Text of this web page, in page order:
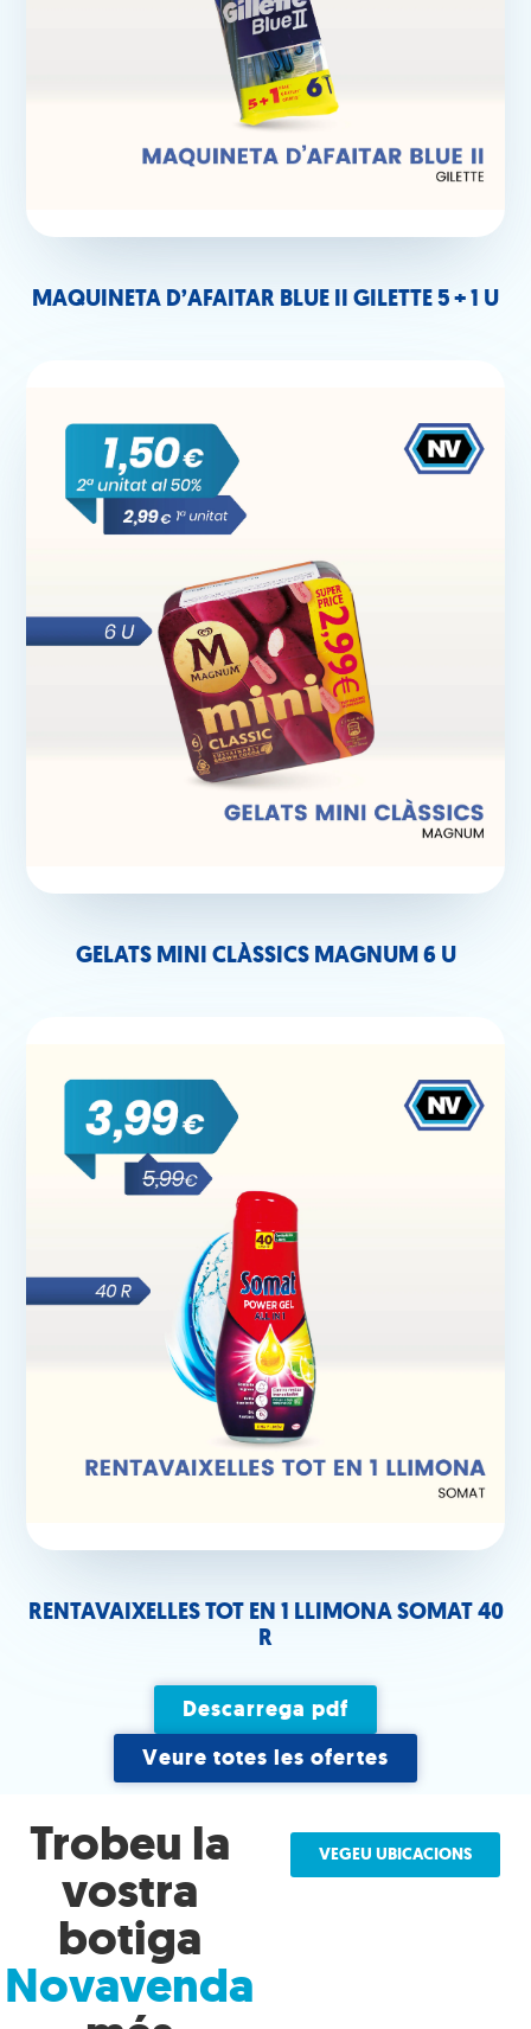
MAQUINETA D’AFAITAR BLUE II GILETTE 5 + 1 U
GELATS MINI CLÀSSICS MAGNUM 6 U
RENTAVAIXELLES TOT EN 1 LLIMONA SOMAT 40
R
Descarrega pdf
Veure totes les ofertes
Trobeu la
vostra
botiga
Novavenda
VEGEU UBICACIONS